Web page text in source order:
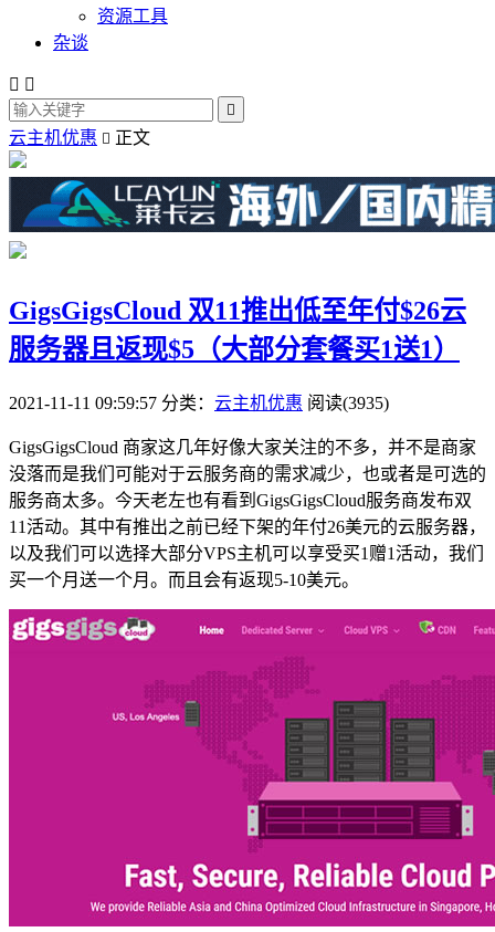
资源工具
杂谈
 

云主机优惠  正文
GigsGigsCloud 双11推出低至年付$26云
服务器且返现$5（大部分套餐买1送1）
2021-11-11 09:59:57 分类： 云主机优惠 阅读(3935)
GigsGigsCloud 商家这几年好像大家关注的不多，并不是商家
没落而是我们可能对于云服务商的需求减少，也或者是可选的
服务商太多。今天老左也有看到GigsGigsCloud服务商发布双
11活动。其中有推出之前已经下架的年付26美元的云服务器，
以及我们可以选择大部分VPS主机可以享受买1赠1活动，我们
买一个月送一个月。而且会有返现5-10美元。